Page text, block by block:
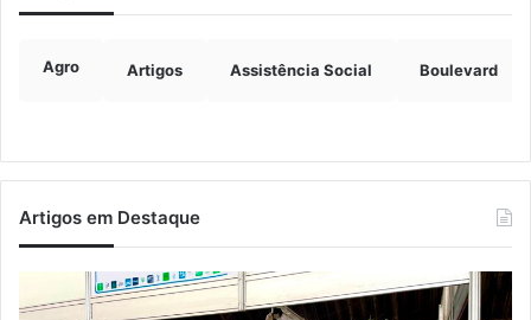
Agro Artigos Assistência Social Boulevard
Artigos em Destaque
de